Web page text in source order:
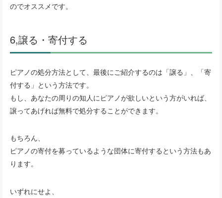
のでオススメです。
6,譲る・寄付する
ピアノの処分方法として、最後にご紹介するのは「譲る」、「寄
付する」という方法です。
もし、あなたの周りの知人にピアノが欲しいという方がいれば、
譲ってあげれば無料で処分することができます。
もちろん、
ピアノの寄付を募っているような団体に寄付するという方法もあ
ります。
いずれにせよ、